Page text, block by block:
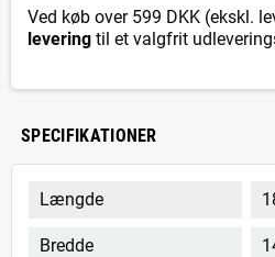
Ved køb over 599 DKK (ekskl.
levering til et valgfrit
SPECIFIKATIONER
Længde
Bredde